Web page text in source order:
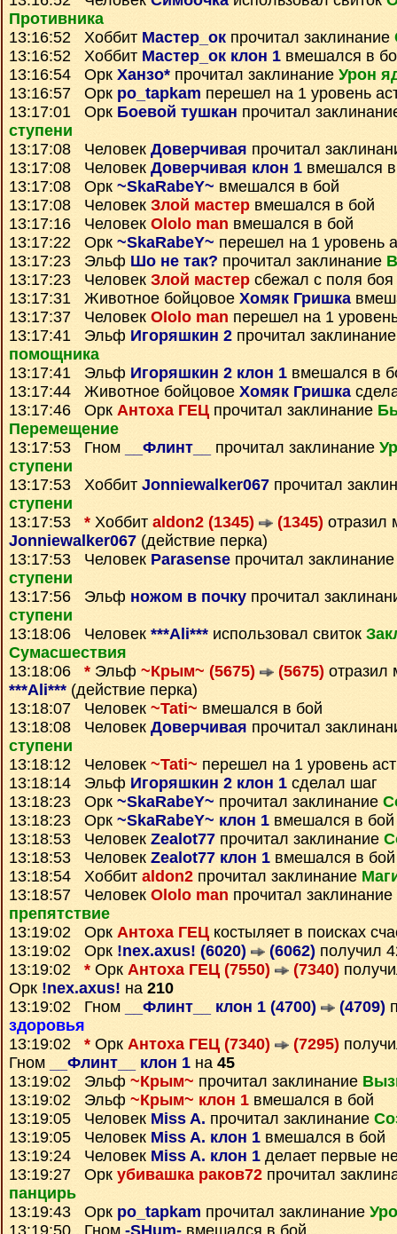
Противника
13:16:52 Хоббит Мастер_ок прочитал заклинание
13:16:52 Хоббит Мастер_ок клон 1 вмешался в
13:16:54 Орк Ханзо* прочитал заклинание Урон
13:16:57 Орк po_tapkam перешел на 1 уровень
13:17:01 Орк Боевой тушкан прочитал
ступени
13:17:08 Человек Доверчивая прочитал
13:17:08 Человек Доверчивая клон 1 вмешался
13:17:08 Орк ~SkaRabeY~ вмешался в бой
13:17:08 Человек Злой мастер вмешался в бой
13:17:16 Человек Ololo man вмешался в бой
13:17:22 Орк ~SkaRabeY~ перешел на 1 уровень
13:17:23 Эльф Шо не так? прочитал заклинание
13:17:23 Человек Злой мастер сбежал с поля боя
13:17:31 Животное бойцовое Хомяк Гришка
13:17:37 Человек Ololo man перешел на 1
13:17:41 Эльф Игоряшкин 2 прочитал
помощника
13:17:41 Эльф Игоряшкин 2 клон 1 вмешался в
13:17:44 Животное бойцовое Хомяк Гришка
13:17:46 Орк Антоха ГЕЦ прочитал заклинание
Перемещение
13:17:53 Гном
__Флинт__ прочитал заклинание
ступени
13:17:53 Хоббит Jonniewalker067 прочитал
ступени
13:17:53 * Хоббит aldon2 (1345) (1345) отразил
Jonniewalker067 (действие перка)
13:17:53 Человек Parasense прочитал
ступени
13:17:56 Эльф ножом в почку прочитал
ступени
13:18:06 Человек ***Ali*** использовал свиток
Сумаcшествия
13:18:06 * Эльф ~Крым~ (5675) (5675) отразил
***Ali*** (действие перка)
13:18:07 Человек ~Tati~ вмешался в бой
13:18:08 Человек Доверчивая прочитал
ступени
13:18:12 Человек ~Tati~ перешел на 1 уровень
13:18:14 Эльф Игоряшкин 2 клон 1 сделал шаг
13:18:23 Орк ~SkaRabeY~ прочитал заклинание
13:18:23 Орк ~SkaRabeY~ клон 1 вмешался в бой
13:18:53 Человек Zealot77 прочитал заклинание
13:18:53 Человек Zealot77 клон 1 вмешался в бой
13:18:54 Хоббит aldon2 прочитал заклинание
13:18:57 Человек Ololo man прочитал заклинание
препятствие
13:19:02 Орк Антоха ГЕЦ костыляет в поисках
13:19:02 Орк !nex.axus! (6020) (6062) получил
13:19:02 * Орк Антоха ГЕЦ (7550) (7340)
Орк !nex.axus! на 210
13:19:02 Гном
__Флинт__ клон 1 (4700) (4709)
здоровья
13:19:02 * Орк Антоха ГЕЦ (7340) (7295)
Гном
__Флинт__ клон 1 на 45
13:19:02 Эльф ~Крым~ прочитал заклинание
13:19:02 Эльф ~Крым~ клон 1 вмешался в бой
13:19:05 Человек Miss A. прочитал заклинание
13:19:05 Человек Miss A. клон 1 вмешался в бой
13:19:24 Человек Miss A. клон 1 делает первые
13:19:27 Орк убивашка раков72 прочитал
панцирь
13:19:43 Орк po_tapkam прочитал заклинание
13:19:50 Гном -SHum- вмешался в бой